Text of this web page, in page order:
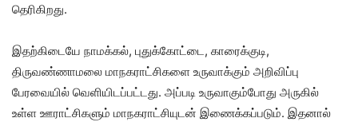
தெரிகிறது.
இதற்கிடையே நாமக்கல், புதுக்கோட்டை, காரைக்குடி,
திருவண்ணாமலை மாநகராட்சிகளை உருவாக்கும் அறிவிப்பு
பேரவையில் வெளியிடப்பட்டது. அப்படி உருவாகும்போது அருகில்
உள்ள ஊராட்சிகளும் மாநகராட்சியுடன் இணைக்கப்படும். இதனால்